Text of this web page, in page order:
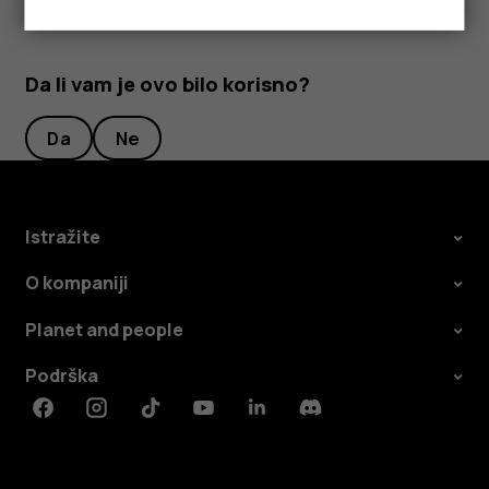
Da li vam je ovo bilo korisno?
Da Ne
Istražite
O kompaniji
Planet and people
Podrška
FacebookInstagramTiktokYoutubeLinkedinDiscord